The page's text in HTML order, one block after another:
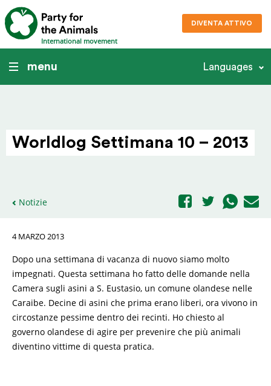
International movement
DIVENTA ATTIVO
menu Languages
Worldlog Settimana 10 – 2013
Notizie
4 MARZO 2013
Dopo una settimana di vacanza di nuovo siamo molto
impegnati. Questa settimana ho fatto delle domande nella
Camera sugli asini a S. Eustasio, un comune olandese nelle
Caraibe. Decine di asini che prima erano liberi, ora vivono in
circostanze pessime dentro dei recinti. Ho chiesto al
governo olandese di agire per prevenire che più animali
diventino vittime di questa pratica.